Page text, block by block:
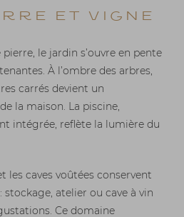
et vigne
le jardin s’ouvre en pente
À l’ombre des arbres,
carrés devient un
la maison. La piscine,
intégrée, reflète la lumière du
les caves voûtées conservent
stockage, atelier ou cave à vin
Ce domaine